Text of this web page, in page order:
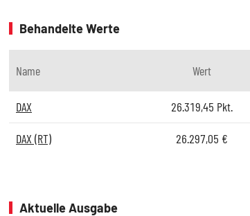
Behandelte Werte
Name Wert
DAX 26.319,45 Pkt.
DAX (RT) 26.297,05 €
Aktuelle Ausgabe